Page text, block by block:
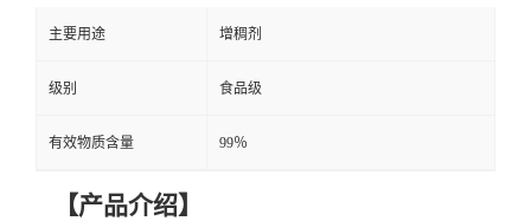
主要用途 增稠剂
级别 食品级
有效物质含量 99％
【产品介绍】